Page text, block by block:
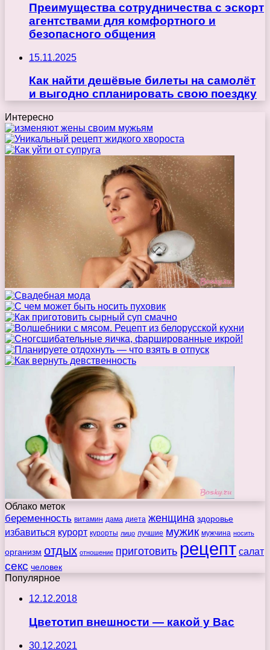
Преимущества сотрудничества с эскорт
агентствами для комфортного и
безопасного общения
15.11.2025
Как найти дешёвые билеты на самолёт
и выгодно спланировать свою поездку
Интересно
Облако меток
беременность витамин дама диета женщина здоровье
избавиться курорт курорты лицо лучшие мужик мужчина носить
организм отдых отношение приготовить рецепт салат
секс человек
Популярное
12.12.2018
Цветотип внешности — какой у Вас
30.12.2021